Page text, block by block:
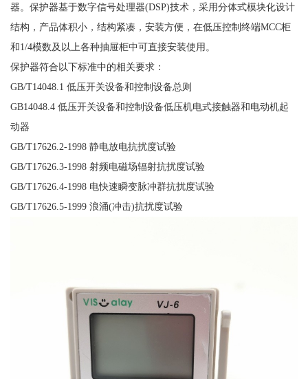
器。保护器基于数字信号处理器(DSP)技术，采用分体式模块化设计
结构，产品体积小，结构紧凑，安装方便，在低压控制终端MCC柜
和1/4模数及以上各种抽屉柜中可直接安装使用。
保护器符合以下标准中的相关要求：
GB/T14048.1 低压开关设备和控制设备总则
GB14048.4 低压开关设备和控制设备低压机电式接触器和电动机起
动器
GB/T17626.2-1998 静电放电抗扰度试验
GB/T17626.3-1998 射频电磁场辐射抗扰度试验
GB/T17626.4-1998 电快速瞬变脉冲群抗扰度试验
GB/T17626.5-1999 浪涌(冲击)抗扰度试验